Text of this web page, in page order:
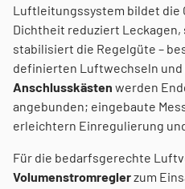
Luftleitungssystem bildet die
Dichtheit reduziert
stabilisiert die Regelgüte –
definierten Luftwechseln und
Anschlusskästen werden
angebunden; eingebaute
erleichtern Einregulierung
Für die bedarfsgerechte
Volumenstromreglerzum